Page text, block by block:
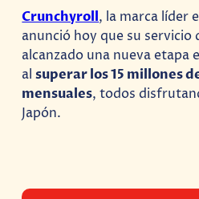
Crunchyroll, la marca líder
anunció hoy que su servicio
alcanzado una nueva etapa
alsuperar los 15 millones
mensuales, todos
Japón.